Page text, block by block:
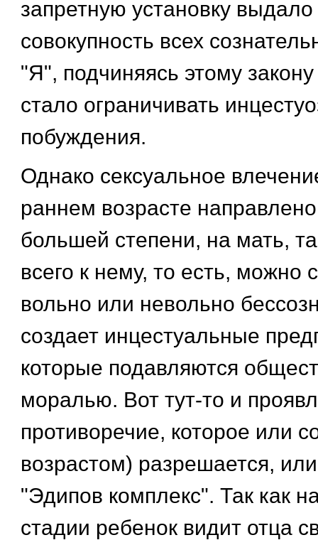
запретную установку
совокупность всех
"Я", подчиняясь этому
стало ограничивать
побуждения.
Однако сексуальное
раннем возрасте
большей степени, на мать,
всего к нему, то есть, можно
вольно или невольно
создает инцестуальные
которые подавляются
моралью. Вот тут-то и
противоречие, которое или
возрастом) разрешается,
"Эдипов комплекс". Так как
стадии ребенок видит отца